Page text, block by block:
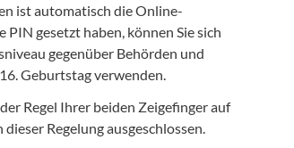
ist automatisch die Online-
gesetzt haben, können Sie sich
gegenüber Behörden und
Geburtstag verwenden.
Regel Ihrer beiden Zeigefinger auf
Regelung ausgeschlossen.